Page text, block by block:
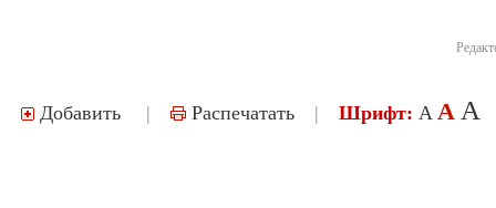
Добавить | Распечатать | Шрифт: A A A